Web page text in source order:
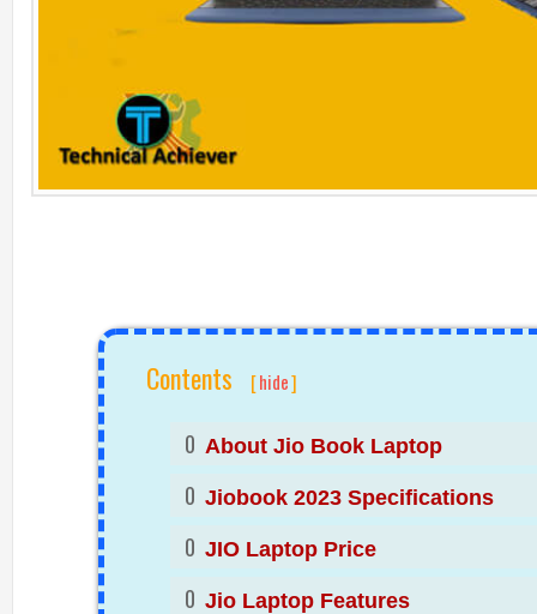
Contents [hide]
About Jio Book Laptop
Jiobook 2023 Specifications
JIO Laptop Price
Jio Laptop Features